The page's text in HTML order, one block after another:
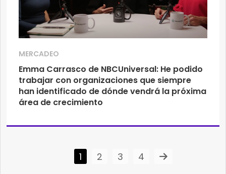
MERCADEO
Emma Carrasco de NBCUniversal: He podido
trabajar con organizaciones que siempre
han identificado de dónde vendrá la próxima
área de crecimiento
1 2 3 4